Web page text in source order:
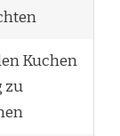
Kuchen
zu